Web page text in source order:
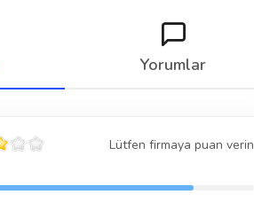
Yorumlar
Lütfen firmaya puan verin